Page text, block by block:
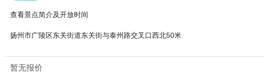
查看景点简介及开放时间
扬州市广陵区东关街道东关街与泰州路交叉口西北50米
暂无报价